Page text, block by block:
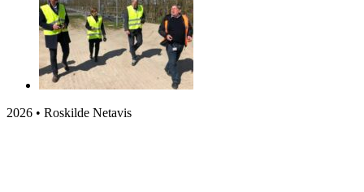
2026 • Roskilde Netavis